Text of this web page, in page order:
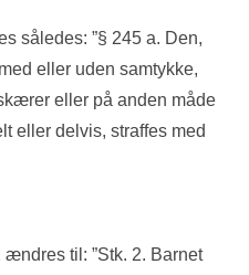
således: ”§ 245 a. Den,
eller uden samtykke,
eller på anden måde
eller delvis, straffes med
til: ”Stk. 2. Barnet